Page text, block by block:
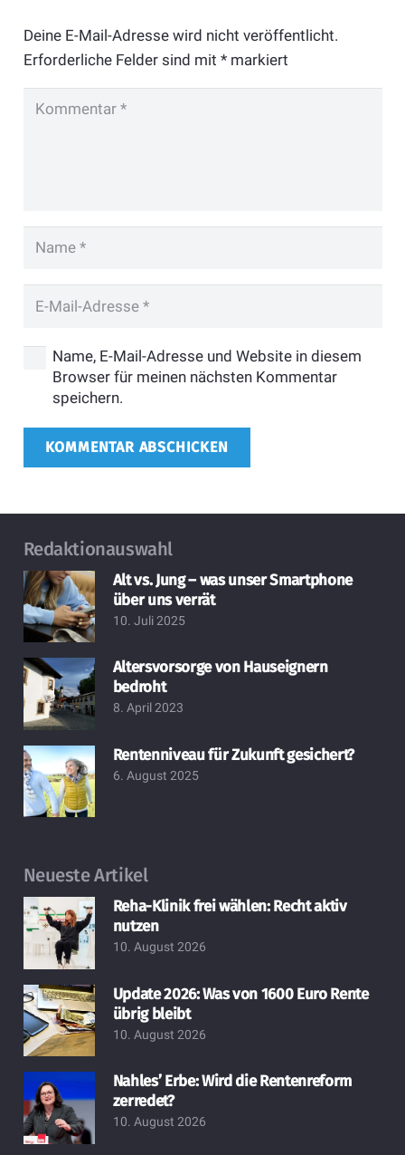
Deine E-Mail-Adresse wird nicht veröffentlicht.
Erforderliche Felder sind mit *markiert
Name, E-Mail-Adresse und Website in diesem
Browser für meinen nächsten Kommentar
speichern.
KOMMENTAR ABSCHICKEN
Redaktionauswahl
Alt vs. Jung – was unser Smartphone
über uns verrät
10. Juli 2025
Altersvorsorge von Hauseignern
bedroht
8. April 2023
Rentenniveau für Zukunft gesichert?
6. August 2025
Neueste Artikel
Reha-Klinik frei wählen: Recht aktiv
nutzen
10. August 2026
Update 2026: Was von 1600 Euro Rente
übrig bleibt
10. August 2026
Nahles’ Erbe: Wird die Rentenreform
zerredet?
10. August 2026